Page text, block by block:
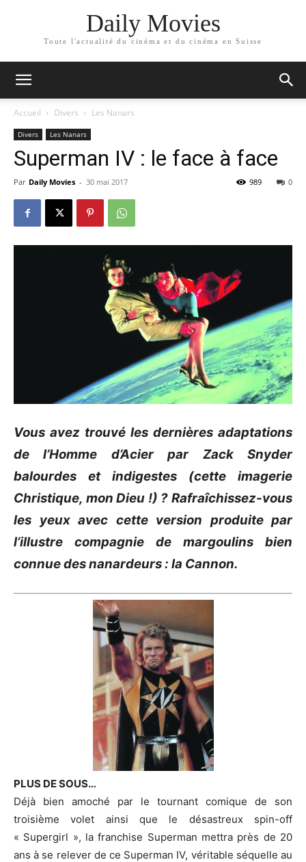
Daily Movies
Toute l'actualité du cinéma et du cinéma en Suisse
Accueil Divers Les Nanars
Divers Les Nanars
Superman IV : le face à face
Par Daily Movies - 30 mai 2017 0
989
Vous avez trouvé les dernières adaptations
de l’Homme d’Acier par Zack Snyder
balourdes et indigestes (cette imagerie
Christique, mon Dieu !) ? Rafraîchissez-vous
les yeux avec cette version produite par
l’illustre compagnie de margoulins bien
connue des nanardeurs : la Cannon.
PLUS DE SOUS…
Déjà bien amoché par le tournant comique de son
troisième volet ainsi que le désastreux spin-off
« Supergirl », la franchise Superman mettra près de 20
ans à se relever de ce Superman IV, véritable séquelle au